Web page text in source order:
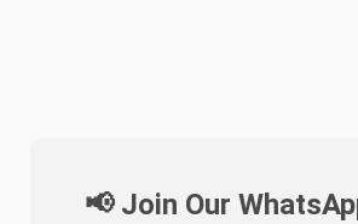
📢 Join Our